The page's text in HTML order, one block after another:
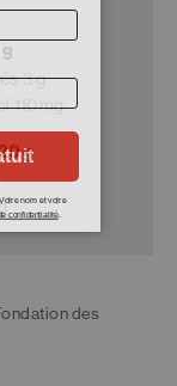
g
3 g
110 mg
g
des